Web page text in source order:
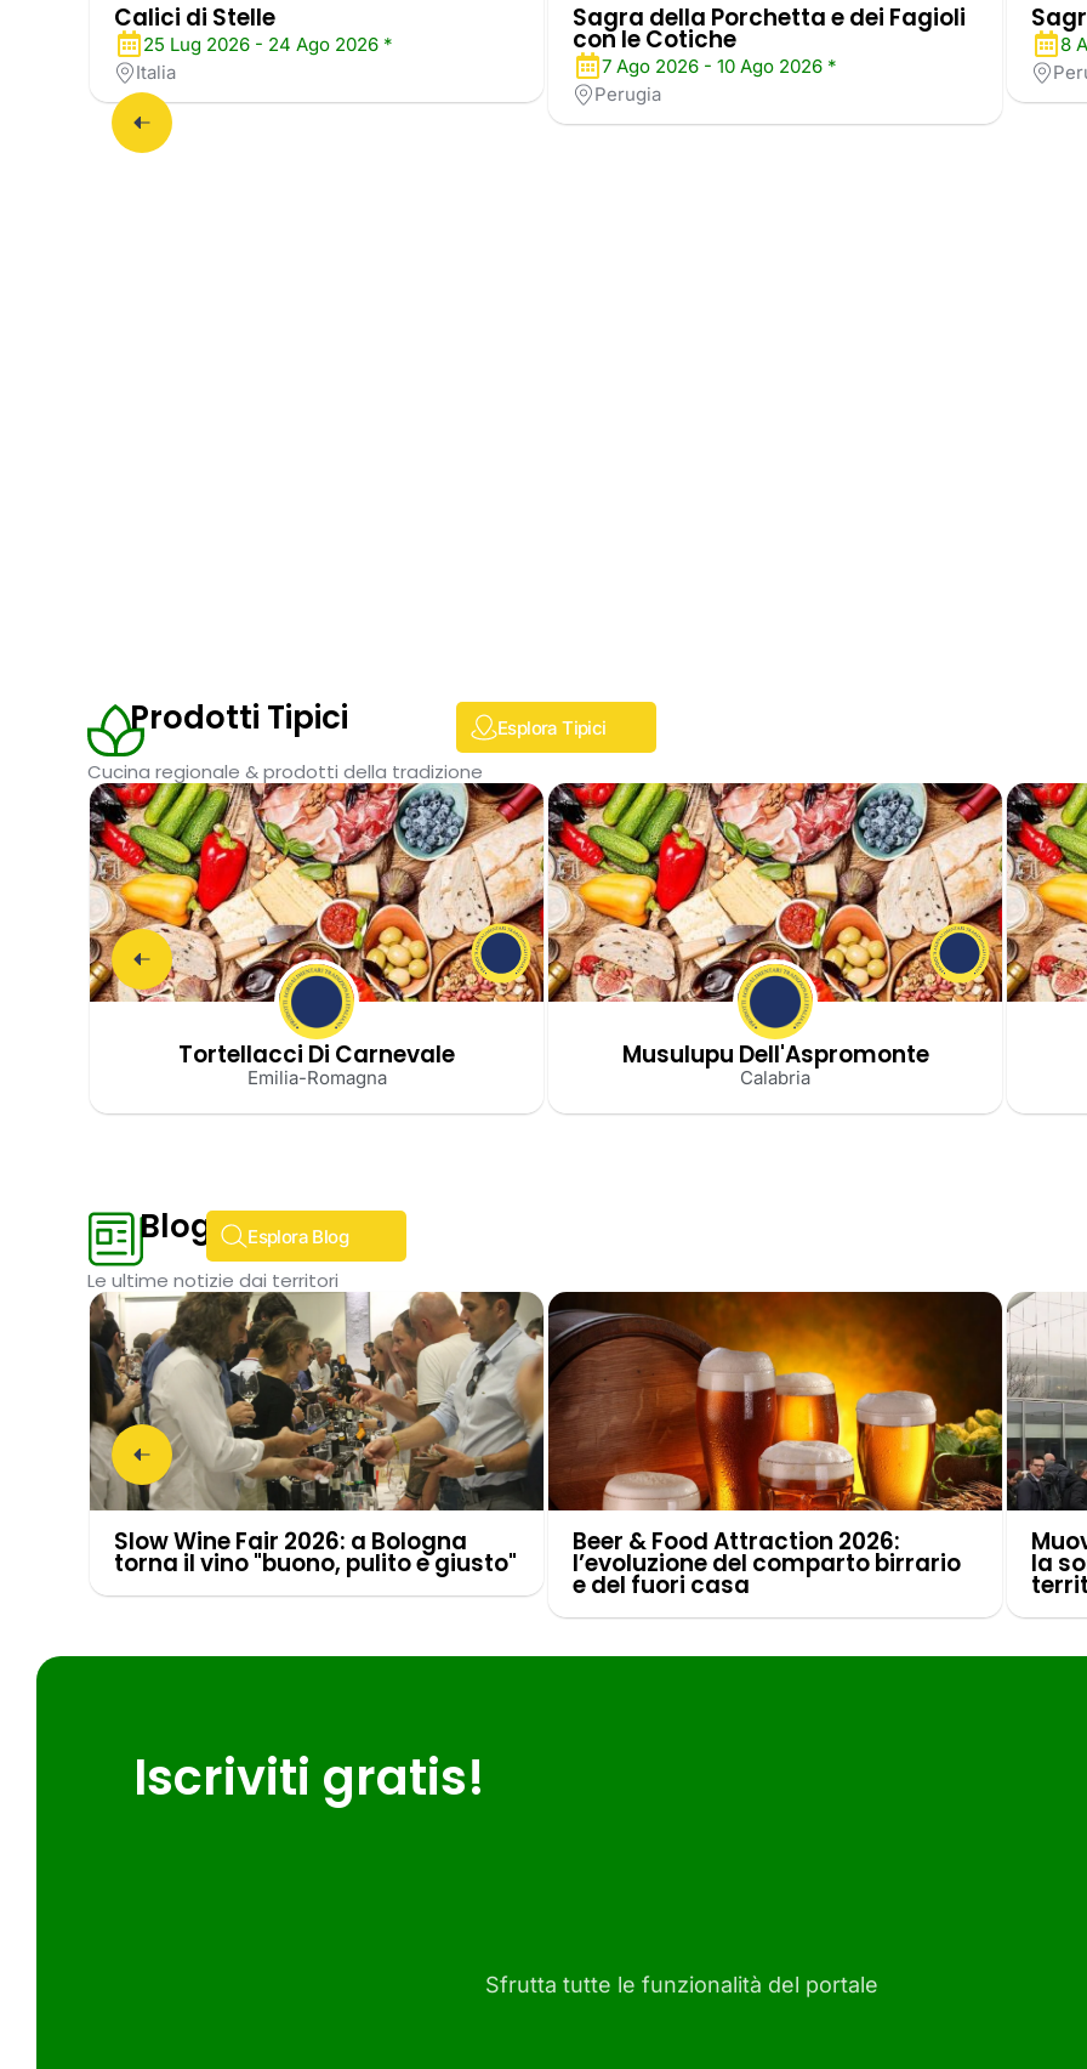
Calici di Stelle
25 Lug 2026 - 24 Ago 2026 *
Italia
Sagra della Porchetta e dei Fagioli
con le Cotiche
7 Ago 2026 - 10 Ago 2026 *
Perugia
8
Prodotti Tipici Esplora Tipici
Cucina regionale & prodotti della tradizione
Tortellacci Di Carnevale
Emilia-Romagna
Musulupu Dell'Aspromonte
Calabria
Blog Esplora Blog
Le ultime notizie dai territori
Slow Wine Fair 2026: a Bologna
torna il vino "buono, pulito e giusto"
Beer & Food Attraction 2026:
l’evoluzione del comparto birrario
e del fuori casa
la
Iscriviti gratis!
Sfrutta tutte le funzionalità del portale